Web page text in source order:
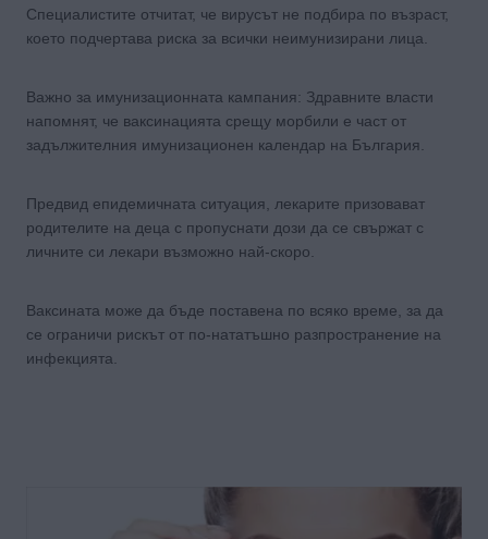
Специалистите отчитат, че вирусът не подбира по възраст,
което подчертава риска за всички неимунизирани лица.
Важно за имунизационната кампания: Здравните власти
напомнят, че ваксинацията срещу морбили е част от
задължителния имунизационен календар на България.
Предвид епидемичната ситуация, лекарите призовават
родителите на деца с пропуснати дози да се свържат с
личните си лекари възможно най-скоро.
Ваксината може да бъде поставена по всяко време, за да
се ограничи рискът от по-нататъшно разпространение на
инфекцията.